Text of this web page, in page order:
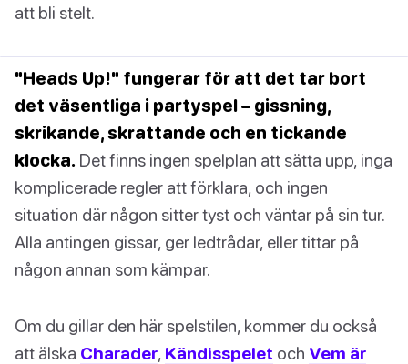
att bli stelt.
"Heads Up!" fungerar för att det tar bort
det väsentliga i partyspel – gissning,
skrikande, skrattande och en tickande
klocka. Det finns ingen spelplan att sätta upp, inga
komplicerade regler att förklara, och ingen
situation där någon sitter tyst och väntar på sin tur.
Alla antingen gissar, ger ledtrådar, eller tittar på
någon annan som kämpar.
Om du gillar den här spelstilen, kommer du också
att älska Charader, Kändisspelet och Vem är